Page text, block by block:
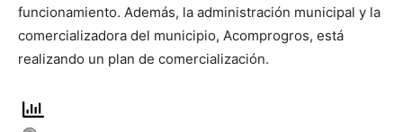
funcionamiento. Además, la administración municipal y la
comercializadora del municipio, Acomprogros, está
realizando un plan de comercialización.